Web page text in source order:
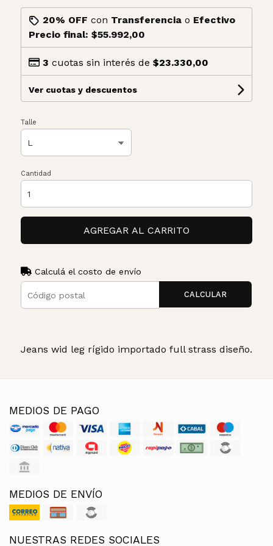
20% OFF con Transferenciao Efectivo
Precio final: $55.992,00
3 cuotas sin interés de $23.330,00
Ver cuotas y descuentos
Talle
Cantidad
AGREGAR AL CARRITO
Calculá el costo de envío
CALCULAR
Jeans wid leg rígido importado full strass diseño.
MEDIOS DE PAGO
MEDIOS DE ENVÍO
NUESTRAS REDES SOCIALES